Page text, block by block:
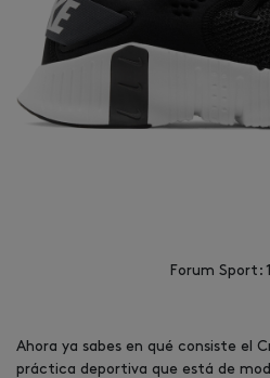
Forum Sport:
Ahora ya sabes en qué consiste el
práctica deportiva que está de